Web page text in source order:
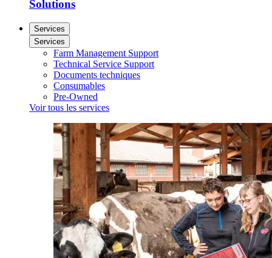
Solutions
Services
Services
Farm Management Support
Technical Service Support
Documents techniques
Consumables
Pre-Owned
Voir tous les services